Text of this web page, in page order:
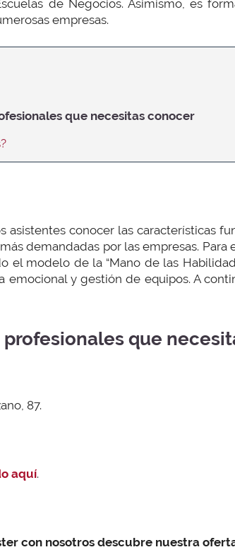
de Negocios. Asimismo, es
empresas.
que necesitas conocer
asistentes conocer las características
demandadas por las empresas.
el modelo de la “Mano de las
emocional y gestión de equipos. A
que
87.
aquí.
con nosotros descubre nuestra